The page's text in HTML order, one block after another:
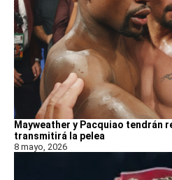
Mayweather y Pacquiao tendrán
transmitirá la pelea
8 mayo, 2026